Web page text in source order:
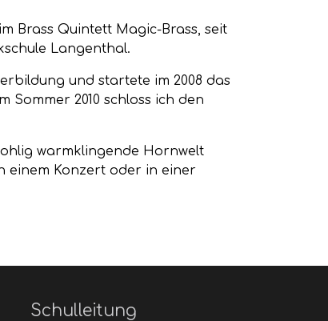
Brass Quintett Magic-Brass, seit
Langenthal.
und startete im 2008 das
2010 schloss ich den
warmklingende Hornwelt
einem Konzert oder in einer
Schulleitung